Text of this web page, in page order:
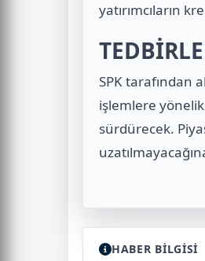
yatırımcıların
SPK tarafından
işlemlere
sürdürecek.
HABER BİLGİSİ